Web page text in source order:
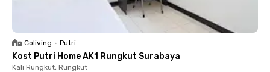
Coliving • Putri
Kost Putri Home AK1 Rungkut Surabaya
Kali Rungkut, Rungkut